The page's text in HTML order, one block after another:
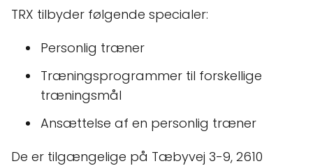
TRX tilbyder følgende specialer:
Personlig træner
Træningsprogrammer til forskellige
træningsmål
Ansættelse af en personlig træner
De er tilgængelige på Tæbyvej 3-9, 2610